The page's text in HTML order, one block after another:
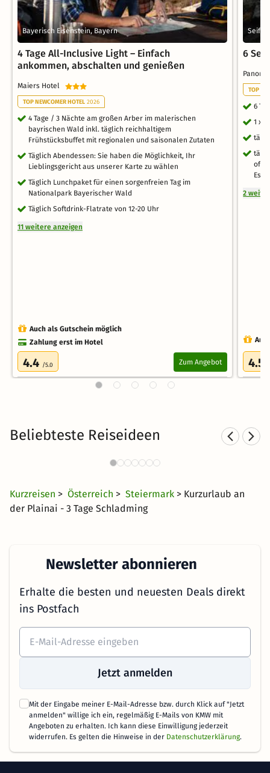
Bayerisch Eisenstein, Bayern
4 Tage All-Inclusive Light – Einfach
ankommen, abschalten und genießen
Maiers Hotel
TOP NEWCOMER HOTEL 2026
4 Tage / 3 Nächte am großen Arber im malerischen
bayrischen Wald inkl. täglich reichhaltigem
Frühstücksbuffet mit regionalen und saisonalen Zutaten
Täglich Abendessen: Sie haben die Möglichkeit, Ihr
Lieblingsgericht aus unserer Karte zu wählen
Täglich Lunchpaket für einen sorgenfreien Tag im
Nationalpark Bayerischer Wald
Täglich Softdrink-Flatrate von 12-20 Uhr
11 weitere anzeigen
Auch als Gutschein möglich
Zahlung erst im Hotel
4.4 /5.0 Zum Angebot
6
TOP
6
1 x
2
4.5
Beliebteste Reiseideen
Kurzurlaub in den Bergen
5377 Angebote
Kurzreisen > Österreich > Steiermark > Kurzurlaub an
der Plainai - 3 Tage Schladming
Newsletter abonnieren
Erhalte die besten und neuesten Deals direkt
ins Postfach
Jetzt anmelden
Mit der Eingabe meiner E-Mail-Adresse bzw. durch Klick auf "Jetzt
anmelden" willige ich ein, regelmäßig E-Mails von KMW mit
Angeboten zu erhalten. Ich kann diese Einwilligung jederzeit
widerrufen. Es gelten die Hinweise in der Datenschutzerklärung.